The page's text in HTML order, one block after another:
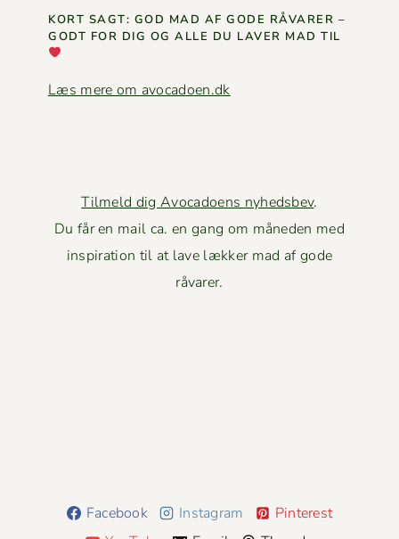
KORT SAGT: GOD MAD AF GODE RÅVAR­ER –
GODT FOR DIG OG ALLE DU LAVER MAD TIL
Læs mere om avocadoen.dk
Tilmeld dig Avocadoens nyhedsbev.
Du får en mail ca. en gang om måneden med
inspiration til at lave lækker mad af gode
råvarer.
Facebook Instagram
Pinterest